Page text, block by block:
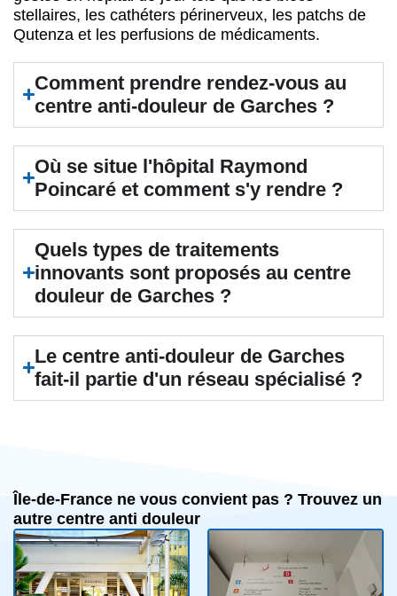
stellaires, les cathéters périnerveux, les patchs de
Qutenza et les perfusions de médicaments.
Comment prendre rendez-vous au
centre anti-douleur de Garches ?
Où se situe l'hôpital Raymond
Poincaré et comment s'y rendre ?
Quels types de traitements
innovants sont proposés au centre
douleur de Garches ?
Le centre anti-douleur de Garches
fait-il partie d'un réseau spécialisé ?
Île-de-France ne vous convient pas ? Trouvez un
autre centre anti douleur